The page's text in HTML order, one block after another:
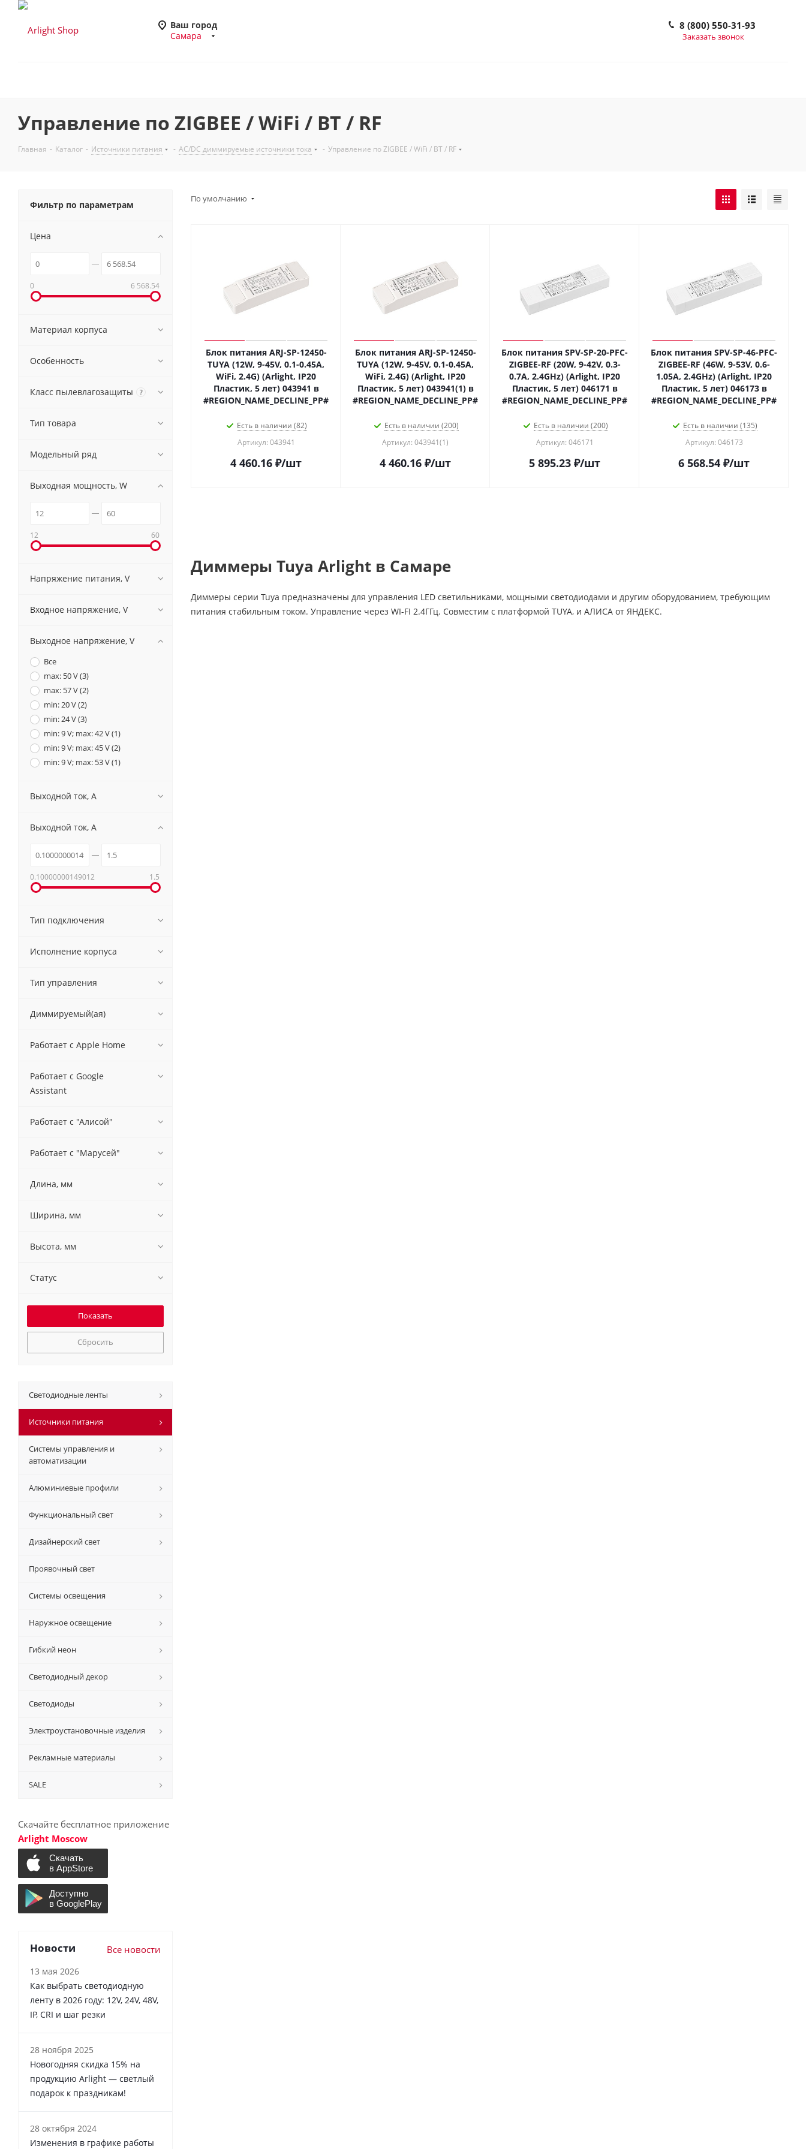
Ваш город
Самара
8 (800) 550-31-93
Заказать звонок
Управление по ZIGBEE / WiFi / BT / RF
Главная - Каталог - Источники питания - AC/DC диммируемые источники тока - Управление по ZIGBEE / WiFi / BT / RF
По умолчанию
Блок питания ARJ-SP-12450-
TUYA (12W, 9-45V, 0.1-0.45A,
WiFi, 2.4G) (Arlight, IP20
Пластик, 5 лет) 043941 в
#REGION_NAME_DECLINE_PP#
Есть в наличии (82)
Артикул: 043941
4 460.16 ₽/шт
Блок питания ARJ-SP-12450-
TUYA (12W, 9-45V, 0.1-0.45A,
WiFi, 2.4G) (Arlight, IP20
Пластик, 5 лет) 043941(1) в
#REGION_NAME_DECLINE_PP#
Есть в наличии (200)
Артикул: 043941(1)
4 460.16 ₽/шт
Блок питания SPV-SP-20-PFC-
ZIGBEE-RF (20W, 9-42V, 0.3-
0.7A, 2.4GHz) (Arlight, IP20
Пластик, 5 лет) 046171 в
#REGION_NAME_DECLINE_PP#
Есть в наличии (200)
Артикул: 046171
5 895.23 ₽/шт
Блок питания SPV-SP-46-PFC-
ZIGBEE-RF (46W, 9-53V, 0.6-
1.05A, 2.4GHz) (Arlight, IP20
Пластик, 5 лет) 046173 в
#REGION_NAME_DECLINE_PP#
Есть в наличии (135)
Артикул: 046173
6 568.54 ₽/шт
Диммеры Tuya Arlight в Самаре
Диммеры серии Tuya предназначены для управления LED светильниками, мощными светодиодами и другим оборудованием, требующим
питания стабильным током. Управление через WI-FI 2.4ГГц. Совместим с платформой TUYA, и АЛИСА от ЯНДЕКС.
Фильтр по параметрам
Цена
0 6 568.54
Материал корпуса
Особенность
Класс пылевлагозащиты ?
Тип товара
Модельный ряд
Выходная мощность, W
12 60
Напряжение питания, V
Входное напряжение, V
Выходное напряжение, V
Все
max: 50 V (3)
max: 57 V (2)
min: 20 V (2)
min: 24 V (3)
min: 9 V; max: 42 V (1)
min: 9 V; max: 45 V (2)
min: 9 V; max: 53 V (1)
Выходной ток, A
Выходной ток, A
0.10000000149012 1.5
Тип подключения
Исполнение корпуса
Тип управления
Диммируемый(ая)
Работает с Apple Home
Работает с Google
Assistant
Работает с "Алисой"
Работает с "Марусей"
Длина, мм
Ширина, мм
Высота, мм
Статус
Сбросить
Светодиодные ленты
Источники питания
Системы управления и
автоматизации
Алюминиевые профили
Функциональный свет
Дизайнерский свет
Проявочный свет
Системы освещения
Наружное освещение
Гибкий неон
Светодиодный декор
Светодиоды
Электроустановочные изделия
Рекламные материалы
SALE
Скачайте бесплатное приложение
Arlight Moscow
Новости Все новости
13 мая 2026
Как выбрать светодиодную
ленту в 2026 году: 12V, 24V, 48V,
IP, CRI и шаг резки
28 ноября 2025
Новогодняя скидка 15% на
продукцию Arlight — светлый
подарок к праздникам!
28 октября 2024
Изменения в графике работы